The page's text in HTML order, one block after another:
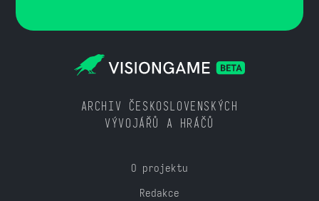
ARCHIV ČESKOSLOVENSKÝCH
VÝVOJÁŘŮ A HRÁČŮ
O projektu
Redakce